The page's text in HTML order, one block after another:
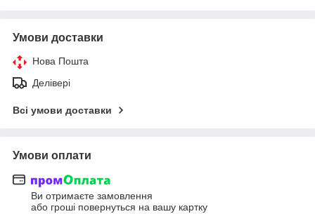
Умови доставки
Нова Пошта
Делівері
Всі умови доставки
Умови оплати
Ви отримаєте замовлення
або гроші повернуться на вашу картку